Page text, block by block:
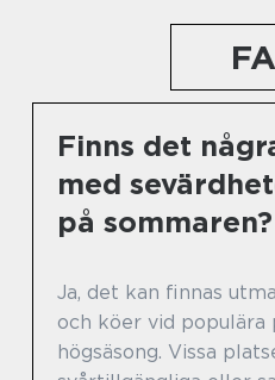
Finns det
med
på sommaren?
Ja, det kan finnas
och köer vid populära
högsäsong. Vissa